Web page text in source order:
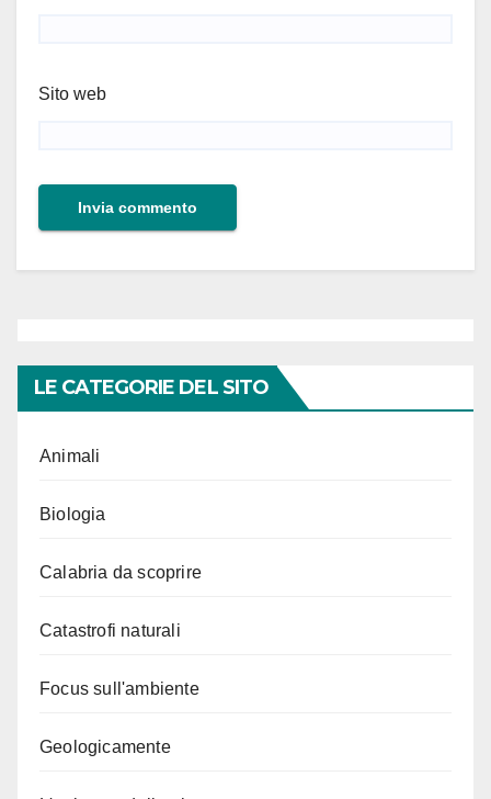
Sito web
LE CATEGORIE DEL SITO
Animali
Biologia
Calabria da scoprire
Catastrofi naturali
Focus sull'ambiente
Geologicamente